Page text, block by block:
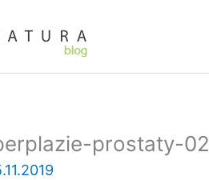
prostaty-02